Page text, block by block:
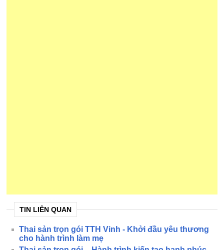
TIN LIÊN QUAN
Thai sản trọn gói TTH Vinh - Khởi đầu yêu thương
cho hành trình làm mẹ